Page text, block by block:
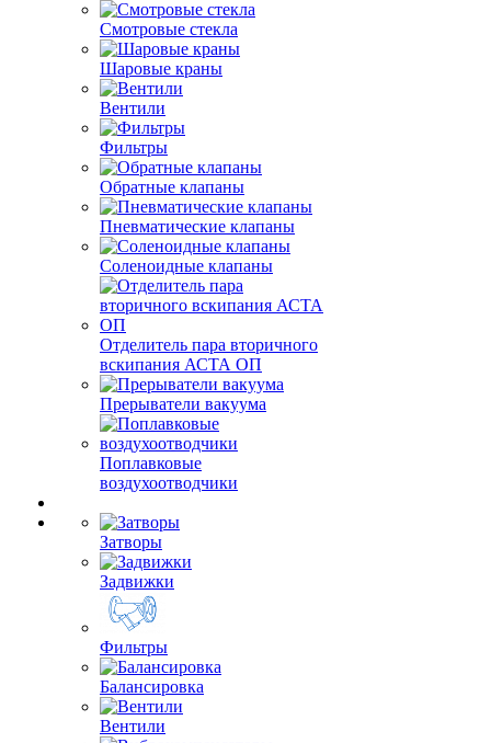
Смотровые стекла
Шаровые краны
Вентили
Фильтры
Обратные клапаны
Пневматические клапаны
Соленоидные клапаны
Отделитель пара вторичного
вскипания АСТА ОП
Прерыватели вакуума
Поплавковые
воздухоотводчики
Затворы
Задвижки
Фильтры
Балансировка
Вентили